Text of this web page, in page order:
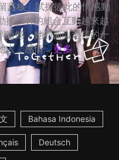
言板」試探彼此的情感動
搖。有的組合互動越來越
遺憾，她們面臨選擇的十
人，感情... 更多
Bahasa Indonesia
Deutsch